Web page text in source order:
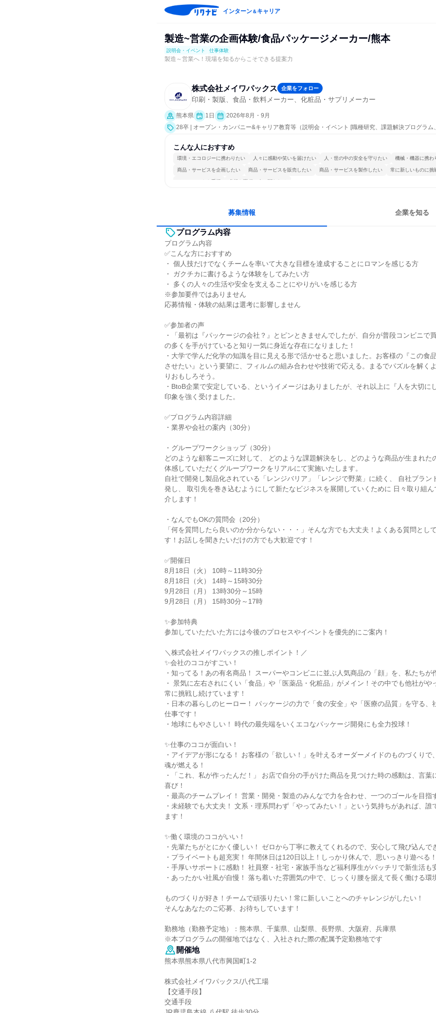
インターン＆キャリア
製造~営業の企画体験/食品パッケージメーカー/熊本
説明会・イベント 仕事体験
製造～営業へ！現場を知るからこそできる提案力
株式会社メイワパックス 企業をフォロー
印刷・製版、食品・飲料メーカー、化粧品・サプリメーカー
熊本県 1日
2026年8月・9月
28卒 | オープン・カンパニー&キャリア教育等（説明会・イベント [職種研究、課題解決プログラム
こんな人におすすめ
環境・エコロジーに携わりたい 人々に感動や笑いを届けたい 人・世の中の安全を守りたい 機械・機器に携わ
商品・サービスを企画したい 商品・サービスを販売したい 商品・サービスを製作したい 常に新しいものに挑
チームワークを重視 多様な職種の人と関われる
募集情報 企業を知る
プログラム内容
プログラム内容
✅こんな方におすすめ
・ 個人技だけでなくチームを率いて大きな目標を達成することにロマンを感じる方
・ ガクチカに書けるような体験をしてみたい方
・ 多くの人々の生活や安全を支えることにやりがいを感じる方
※参加要件ではありません
応募情報・体験の結果は選考に影響しません
✅参加者の声
・「最初は『パッケージの会社？』とピンときませんでしたが、自分が普段コンビニで
の多くを手がけていると知り一気に身近な存在になりました！
・大学で学んだ化学の知識を目に見える形で活かせると思いました。お客様の『この食
させたい』という要望に、フィルムの組み合わせや技術で応える。まるでパズルを解く
りおもしろそう。
・BtoB企業で安定している、というイメージはありましたが、それ以上に『人を大切に
印象を強く受けました。
✅プログラム内容詳細
・業界や会社の案内（30分）
・グループワークショップ（30分）
どのような顧客ニーズに対して、 どのような課題解決をし、どのような商品が生まれた
体感していただくグループワークをリアルにて実施いたします。
自社で開発し製品化されている「レンジバリア」「レンジで野菜」に続く、 自社ブラン
発し、 取引先を巻き込むようにして新たなビジネスを展開していくために 日々取り組
介します！
・なんでもOKの質問会（20分）
「何を質問したら良いのか分からない・・・」そんな方でも大丈夫！よくある質問とし
す！お話しを聞きたいだけの方でも大歓迎です！
✅開催日
8月18日（火） 10時～11時30分
8月18日（火） 14時～15時30分
9月28日（月） 13時30分～15時
9月28日（月） 15時30分～17時
✨参加特典
参加していただいた方には今後のプロセスやイベントを優先的にご案内！
＼株式会社メイワパックスの推しポイント！／
✨会社のココがすごい！
・知ってる！あの有名商品！ スーパーやコンビニに並ぶ人気商品の「顔」を、私たちが
・ 景気に左右されにくい「食品」や「医薬品・化粧品」がメイン！その中でも他社がや
常に挑戦し続けています！
・日本の暮らしのヒーロー！ パッケージの力で「食の安全」や「医療の品質」を守る、
仕事です！
・地球にもやさしい！ 時代の最先端をいくエコなパッケージ開発にも全力投球！
✨仕事のココが面白い！
・アイデアが形になる！ お客様の「欲しい！」を叶えるオーダーメイドのものづくりで
魂が燃える！
・「これ、私が作ったんだ！」 お店で自分の手がけた商品を見つけた時の感動は、言葉
喜び！
・最高のチームプレイ！ 営業・開発・製造のみんなで力を合わせ、一つのゴールを目指
・未経験でも大丈夫！ 文系・理系問わず「やってみたい！」という気持ちがあれば、誰
ます！
✨働く環境のココがいい！
・先輩たちがとにかく優しい！ ゼロから丁寧に教えてくれるので、安心して飛び込んで
・プライベートも超充実！ 年間休日は120日以上！しっかり休んで、思いっきり遊べる
・手厚いサポートに感動！ 社員寮・社宅・家族手当など福利厚生がバッチリで新生活
・あったかい社風が自慢！ 落ち着いた雰囲気の中で、じっくり腰を据えて長く働ける環
ものづくりが好き！チームで頑張りたい！常に新しいことへのチャレンジがしたい！
そんなあなたのご応募、お待ちしています！
勤務地（勤務予定地）：熊本県、千葉県、山梨県、長野県、大阪府、兵庫県
※本プログラムの開催地ではなく、入社された際の配属予定勤務地です
開催地
熊本県熊本県八代市興国町1-2
株式会社メイワパックス/八代工場
【交通手段】
交通手段